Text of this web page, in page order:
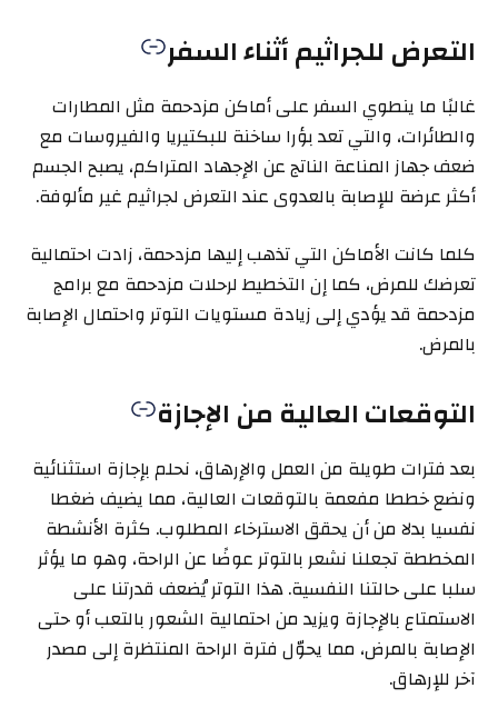
التعرض للجراثيم أثناء السفر
غالبًا ما ينطوي السفر على أماكن مزدحمة مثل المطارات
والطائرات، والتي تعد بؤرا ساخنة للبكتيريا والفيروسات مع
ضعف جهاز المناعة الناتج عن الإجهاد المتراكم، يصبح الجسم
أكثر عرضة للإصابة بالعدوى عند التعرض لجراثيم غير مألوفة.
كلما كانت الأماكن التي تذهب إليها مزدحمة، زادت احتمالية
تعرضك للمرض، كما إن التخطيط لرحلات مزدحمة مع برامج
مزدحمة قد يؤدي إلى زيادة مستويات التوتر واحتمال الإصابة
بالمرض.
التوقعات العالية من الإجازة
بعد فترات طويلة من العمل والإرهاق، نحلم بإجازة استثنائية
ونضع خططا مفعمة بالتوقعات العالية، مما يضيف ضغطا
نفسيا بدلا من أن يحقق الاسترخاء المطلوب. كثرة الأنشطة
المخططة تجعلنا نشعر بالتوتر عوضًا عن الراحة، وهو ما يؤثر
سلبا على حالتنا النفسية. هذا التوتر يُضعف قدرتنا على
الاستمتاع بالإجازة ويزيد من احتمالية الشعور بالتعب أو حتى
الإصابة بالمرض، مما يحوّل فترة الراحة المنتظرة إلى مصدر
آخر للإرهاق.